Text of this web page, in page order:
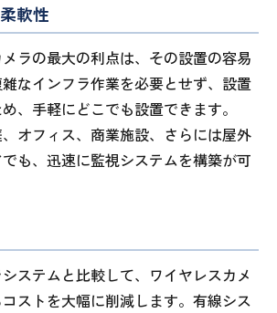
軟性
ラの最大の利点は、その設置の容易
なインフラ作業を必要とせず、設置
、手軽にどこでも設置できます。
オフィス、商業施設、さらには屋外
も、迅速に監視システムを構築が可
ステムと比較して、ワイヤレスカメ
ストを大幅に削減します。有線シス